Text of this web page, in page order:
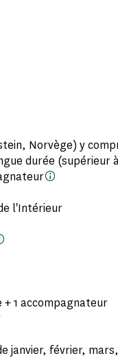
Norvège) y
durée (supérieur
l'Intérieur
1 accompagnateur
janvier, février,